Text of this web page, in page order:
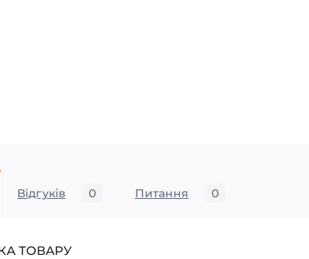
Відгуків 0 Питання 0
ТОВАРУ